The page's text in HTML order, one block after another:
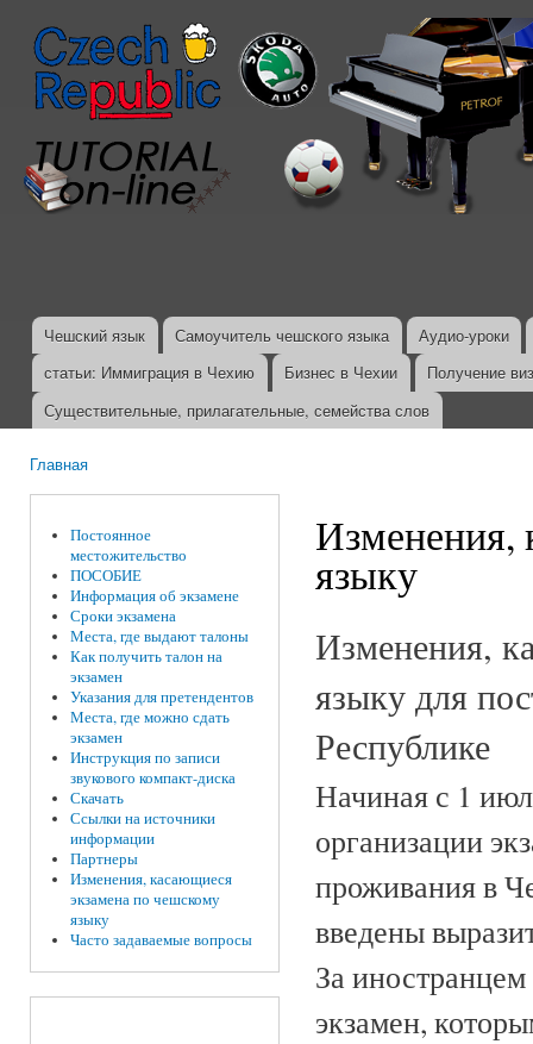
Главное меню
Чешский язык Самоучитель чешского языка
Аудио-уроки
статьи: Иммиграция в Чехию
Бизнес в Чехии
Получение
Существительные, прилагательные, семейства слов
Главная
Постоянное
местожительство
ПОСОБИЕ
Информация об экзамене
Сроки экзамена
Места, где выдают талоны
Как получить талон на
экзамен
Указания для претендентов
Места, где можно сдать
экзамен
Инструкция по записи
звукового компакт-диска
Скачать
Ссылки на источники
информации
Партнеры
Изменения, касающиеся
экзамена по чешскому
языку
Часто задаваемые вопросы
Изменения,
языку
Изменения,
языку для
Республике
Начиная с 1
организации
проживания в
введены
За
экзамен,